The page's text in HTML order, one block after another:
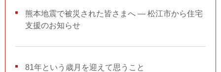
熊本地震で被災された皆さまへ ― 松江市から住宅
支援のお知らせ
81年という歳月を迎えて思うこと